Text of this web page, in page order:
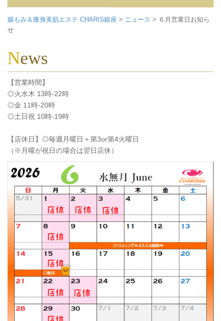
腸もみ＆痩身美肌エステ CHARIS銀座 > ニュース > ６月営業日お知ら
せ
News
【営業時間】
◎火水木 13時-22時
◎金 11時-20時
◎土日祝 10時-19時
【店休日】◎毎週月曜日＋第3or第4火曜日
（※月曜が祝日の場合は翌日店休）